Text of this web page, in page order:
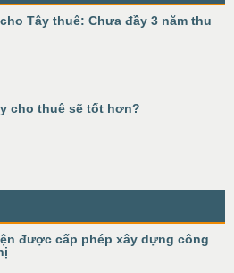
Tây thuê: Chưa đầy 3 năm thu
cho thuê sẽ tốt hơn?
được cấp phép xây dựng công